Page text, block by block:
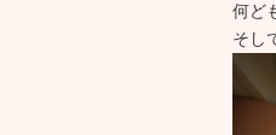
何ど
そし